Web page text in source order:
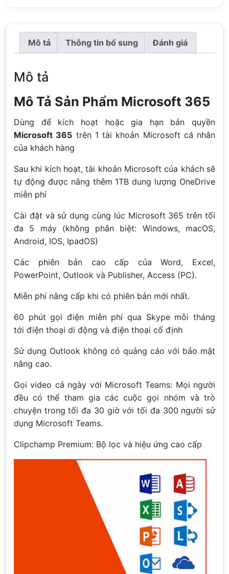
Mô tả Thông tin bổ sung Đánh giá
Mô tả
Mô Tả Sản Phẩm Microsoft 365
Dùng để kích hoạt hoặc gia hạn bản quyền
Microsoft 365 trên 1 tài khoản Microsoft cá nhân
của khách hàng
Sau khi kích hoạt, tài khoản Microsoft của khách sẽ
tự động được nâng thêm 1TB dung lượng OneDrive
miễn phí
Cài đặt và sử dụng cùng lúc Microsoft 365 trên tối
đa 5 máy (không phân biệt: Windows, macOS,
Android, IOS, IpadOS)
Các phiên bản cao cấp của Word, Excel,
PowerPoint, Outlook và Publisher, Access (PC).
Miễn phí nâng cấp khi có phiên bản mới nhất.
60 phút gọi điện miễn phí qua Skype mỗi tháng
tới điện thoại di động và điện thoại cố định
Sử dụng Outlook không có quảng cáo với bảo mật
nâng cao.
Gọi video cả ngày với Microsoft Teams: Mọi người
đều có thể tham gia các cuộc gọi nhóm và trò
chuyện trong tối đa 30 giờ với tối đa 300 người sử
dụng Microsoft Teams.
Clipchamp Premium: Bộ lọc và hiệu ứng cao cấp